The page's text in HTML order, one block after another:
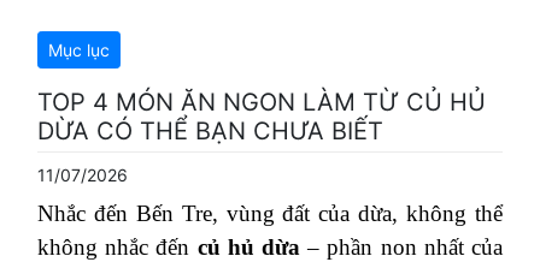
Mục lục
TOP 4 MÓN ĂN NGON LÀM TỪ CỦ HỦ
DỪA CÓ THỂ BẠN CHƯA BIẾT
11/07/2026
Nhắc đến Bến Tre, vùng đất của dừa, không thể
không nhắc đến củ hủ dừa – phần non nhất của